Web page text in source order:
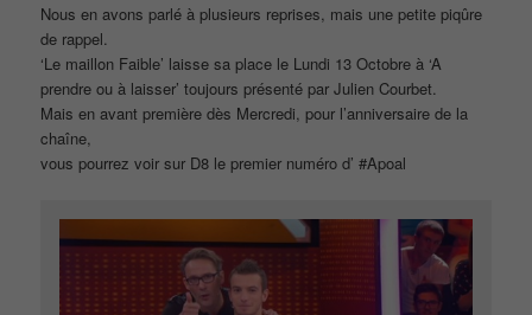
Nous en avons parlé à plusieurs reprises, mais une petite piqûre
de rappel.
‘Le maillon Faible’ laisse sa place le Lundi 13 Octobre à ‘A
prendre ou à laisser’ toujours présenté par Julien Courbet.
Mais en avant première dès Mercredi, pour l’anniversaire de la
chaîne,
vous pourrez voir sur D8 le premier numéro d’ #Apoal